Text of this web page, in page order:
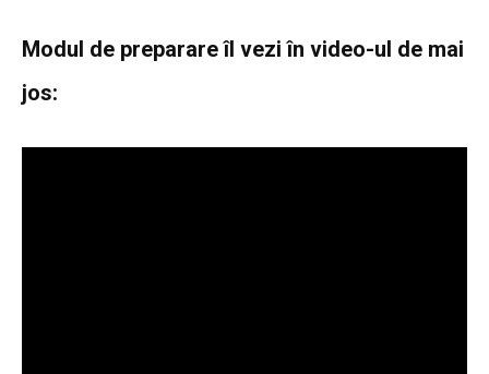
Modul de preparare îl vezi în video-ul de mai
jos: